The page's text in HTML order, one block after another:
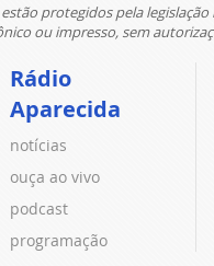
protegidos pela
ou impresso, sem
Rádio
Aparecida
notícias
ouça ao vivo
podcast
programação